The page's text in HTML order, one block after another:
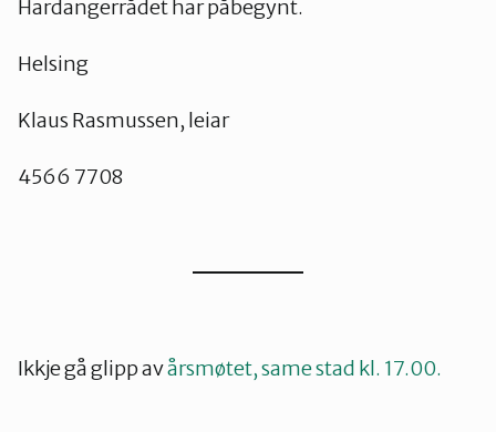
Hardangerrådet har påbegynt.
Helsing
Klaus Rasmussen, leiar
4566 7708
Ikkje gå glipp avårsmøtet, same stad kl. 17.00.